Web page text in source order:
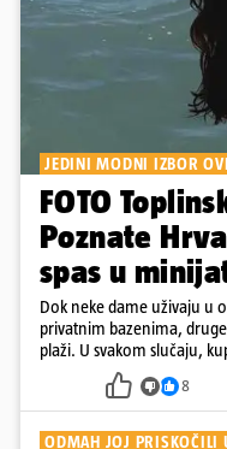
JEDINI MODNI IZBOR
FOTO
Poznate
spas u
Dok neke dame uživaju u
privatnim bazenima,
plaži. U svakom slučaju,
8
ODMAH JOJ PRISKOČILI